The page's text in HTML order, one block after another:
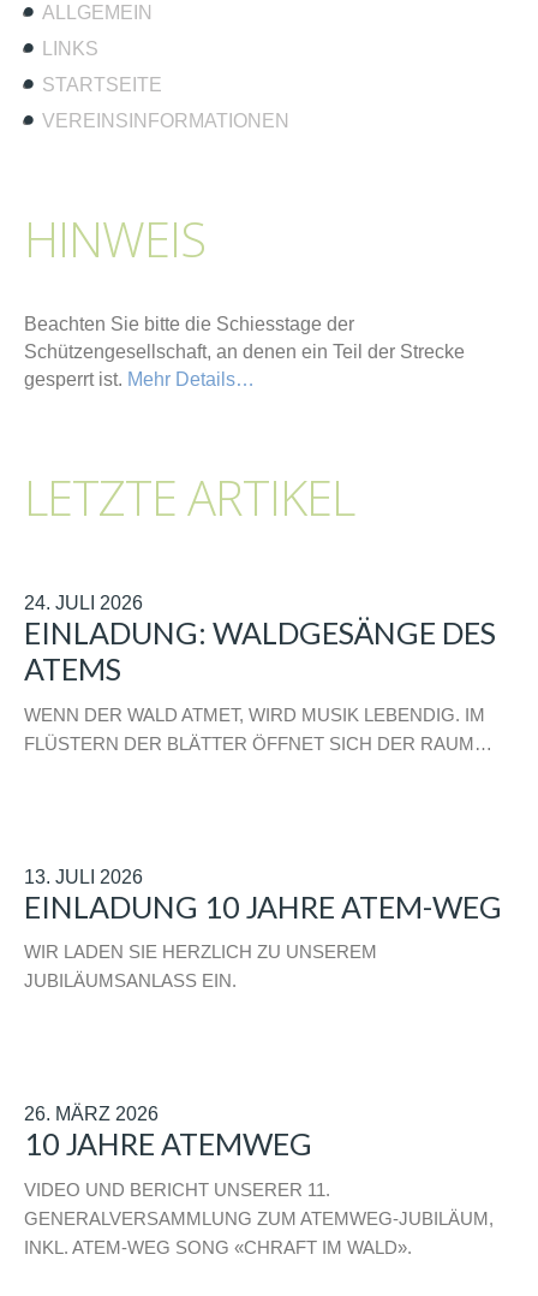
ALLGEMEIN
LINKS
STARTSEITE
VEREINSINFORMATIONEN
HINWEIS
Beachten Sie bitte die Schiesstage der
Schützengesellschaft, an denen ein Teil der Strecke
gesperrt ist. Mehr Details…
LETZTE ARTIKEL
24. JULI 2026
EINLADUNG: WALDGESÄNGE DES
ATEMS
WENN DER WALD ATMET, WIRD MUSIK LEBENDIG. IM
FLÜSTERN DER BLÄTTER ÖFFNET SICH DER RAUM…
13. JULI 2026
EINLADUNG 10 JAHRE ATEM-WEG
WIR LADEN SIE HERZLICH ZU UNSEREM
JUBILÄUMSANLASS EIN.
26. MÄRZ 2026
10 JAHRE ATEMWEG
VIDEO UND BERICHT UNSERER 11.
GENERALVERSAMMLUNG ZUM ATEMWEG-JUBILÄUM,
INKL. ATEM-WEG SONG «CHRAFT IM WALD».